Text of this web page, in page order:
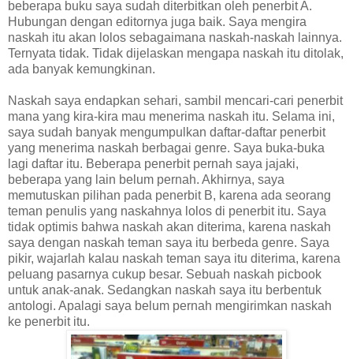
beberapa buku saya sudah diterbitkan oleh penerbit A.
Hubungan dengan editornya juga baik. Saya mengira
naskah itu akan lolos sebagaimana naskah-naskah lainnya.
Ternyata tidak. Tidak dijelaskan mengapa naskah itu ditolak,
ada banyak kemungkinan.
Naskah saya endapkan sehari, sambil mencari-cari penerbit
mana yang kira-kira mau menerima naskah itu. Selama ini,
saya sudah banyak mengumpulkan daftar-daftar penerbit
yang menerima naskah berbagai genre. Saya buka-buka
lagi daftar itu. Beberapa penerbit pernah saya jajaki,
beberapa yang lain belum pernah. Akhirnya, saya
memutuskan pilihan pada penerbit B, karena ada seorang
teman penulis yang naskahnya lolos di penerbit itu. Saya
tidak optimis bahwa naskah akan diterima, karena naskah
saya dengan naskah teman saya itu berbeda genre. Saya
pikir, wajarlah kalau naskah teman saya itu diterima, karena
peluang pasarnya cukup besar. Sebuah naskah picbook
untuk anak-anak. Sedangkan naskah saya itu berbentuk
antologi. Apalagi saya belum pernah mengirimkan naskah
ke penerbit itu.